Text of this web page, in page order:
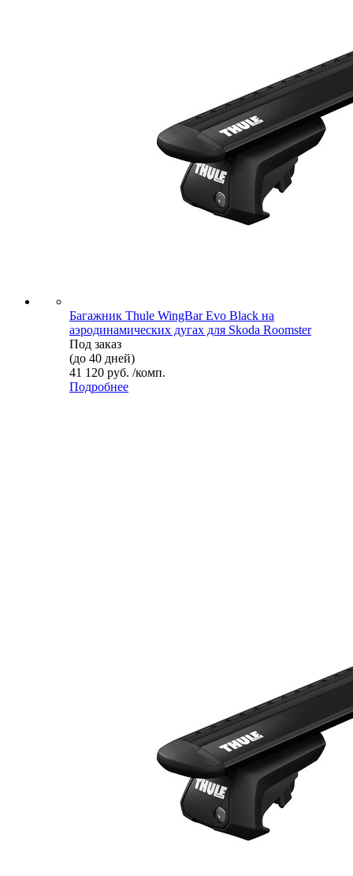
Багажник Thule WingBar Evo Black на
аэродинамических дугах для Skoda Roomster
Под заказ
(до 40 дней)
41 120 руб. /комп.
Подробнее